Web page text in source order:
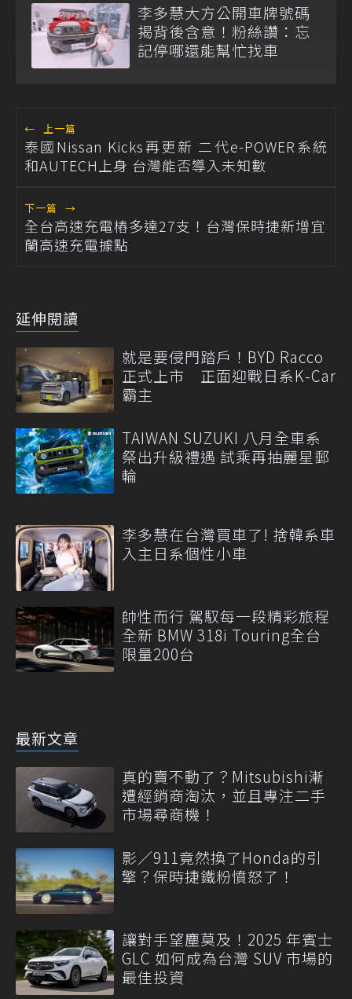
李多慧大方公開車牌號碼
揭背後含意！粉絲讚：忘
記停哪還能幫忙找車
← 上一篇
泰國Nissan Kicks再更新 二代e-POWER系統
和AUTECH上身 台灣能否導入未知數
下一篇 →
全台高速充電樁多達27支！台灣保時捷新增宜
蘭高速充電據點
延伸閱讀
就是要侵門踏戶！BYD Racco
正式上市 正面迎戰日系K-Car
霸主
TAIWAN SUZUKI 八月全車系
祭出升級禮遇 試乘再抽麗星郵
輪
李多慧在台灣買車了! 捨韓系車
入主日系個性小車
帥性而行 駕馭每一段精彩旅程
全新 BMW 318i Touring全台
限量200台
最新文章
真的賣不動了？Mitsubishi漸
遭經銷商淘汰，並且專注二手
市場尋商機！
影／911竟然換了Honda的引
擎？保時捷鐵粉憤怒了！
讓對手望塵莫及！2025 年賓士
GLC 如何成為台灣 SUV 市場的
最佳投資